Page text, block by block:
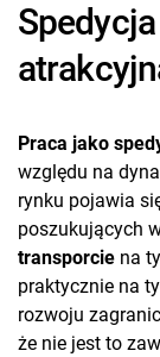
Praca jako
względu na
rynku pojawia
poszukujących
transporcie na
praktycznie na
rozwoju
że nie jest to